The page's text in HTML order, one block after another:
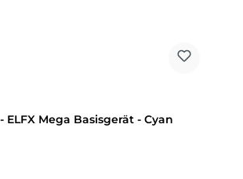
ELFX Mega Basisgerät - Cyan